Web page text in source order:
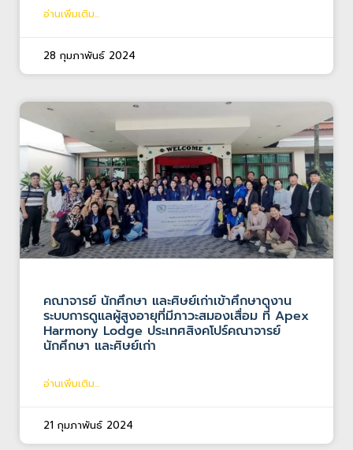
อ่านเพิ่มเติม...
28 กุมภาพันธ์ 2024
คณาจารย์ นักศึกษา และศิษย์เก่าเข้าศึกษาดูงาน
ระบบการดูแลผู้สูงอายุที่มีภาวะสมองเสื่อม ที่ Apex
Harmony Lodge ประเทศสิงคโปร์คณาจารย์
นักศึกษา และศิษย์เก่า
อ่านเพิ่มเติม...
21 กุมภาพันธ์ 2024